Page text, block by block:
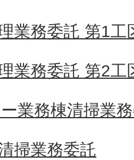
業務委託 第1工
業務委託 第2工
業務棟清掃業
掃業務委託